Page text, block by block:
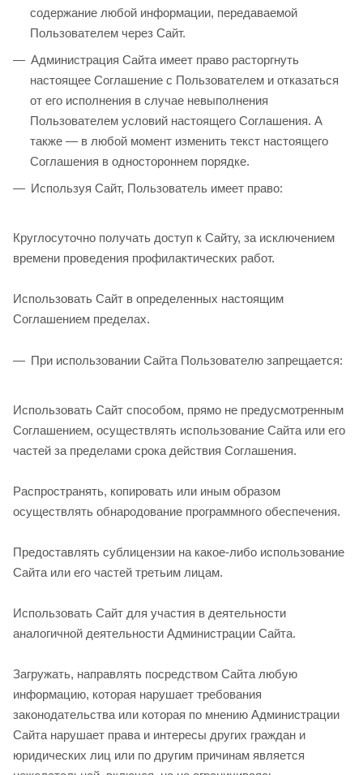
содержание любой информации, передаваемой
Пользователем через Сайт.
Администрация Сайта имеет право расторгнуть
настоящее Соглашение с Пользователем и отказаться
от его исполнения в случае невыполнения
Пользователем условий настоящего Соглашения. А
также — в любой момент изменить текст настоящего
Соглашения в одностороннем порядке.
Используя Сайт, Пользователь имеет право:
Круглосуточно получать доступ к Сайту, за исключением
времени проведения профилактических работ.
Использовать Сайт в определенных настоящим
Соглашением пределах.
При использовании Сайта Пользователю запрещается:
Использовать Сайт способом, прямо не предусмотренным
Соглашением, осуществлять использование Сайта или его
частей за пределами срока действия Соглашения.
Распространять, копировать или иным образом
осуществлять обнародование программного обеспечения.
Предоставлять сублицензии на какое-либо использование
Сайта или его частей третьим лицам.
Использовать Сайт для участия в деятельности
аналогичной деятельности Администрации Сайта.
Загружать, направлять посредством Сайта любую
информацию, которая нарушает требования
законодательства или которая по мнению Администрации
Сайта нарушает права и интересы других граждан и
юридических лиц или по другим причинам является